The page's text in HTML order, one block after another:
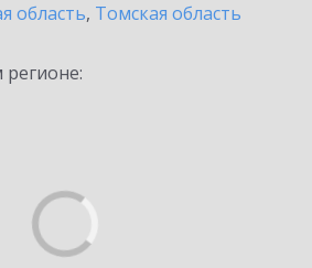
область, Томская область